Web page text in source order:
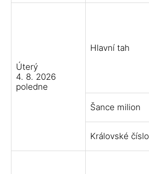
Úterý
4. 8. 2026
poledne
Hlavní tah
Šance milion
Královské číslo